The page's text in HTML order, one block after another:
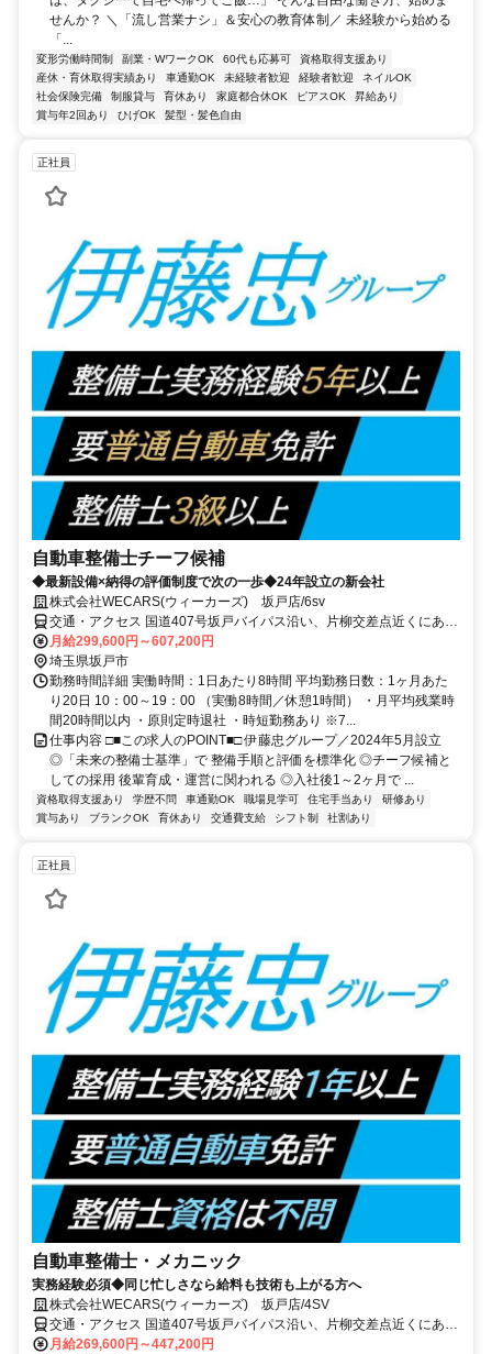
せんか？ ＼「流し営業ナシ」＆安心の教育体制／ 未経験から始める
「...
変形労働時間制 副業・WワークOK 60代も応募可
資格取得支援あり
産休・育休取得実績あり
車通勤OK 未経験者歓迎 経験者歓迎
ネイルOK
社会保険完備
制服貸与 育休あり 家庭都合休OK ピアスOK
昇給あり
賞与年2回あり
ひげOK 髪型・髪色自由
正社員
自動車整備士チーフ候補
◆最新設備×納得の評価制度で次の一歩◆24年設立の新会社
株式会社WECARS(ウィーカーズ) 坂戸店/6sv
交通・アクセス 国道407号坂戸バイパス沿い、片柳交差点近くにある
店舗です。
月給299,600円～607,200円
埼玉県坂戸市
勤務時間詳細 実働時間：1日あたり8時間 平均勤務日数：1ヶ月あた
り20日 10：00～19：00 （実働8時間／休憩1時間） ・月平均残業時
間20時間以内 ・原則定時退社 ・時短勤務あり ※7...
仕事内容 □■この求人のPOINT■□ 伊藤忠グループ／2024年5月設立
◎「未来の整備士基準」で 整備手順と評価を標準化 ◎チーフ候補と
しての採用 後輩育成・運営に関われる ◎入社後1～2ヶ月で ...
資格取得支援あり 学歴不問 車通勤OK 職場見学可 住宅手当あり
研修あり
賞与あり
ブランクOK 育休あり 交通費支給 シフト制 社割あり
正社員
自動車整備士・メカニック
実務経験必須◆同じ忙しさなら給料も技術も上がる方へ
株式会社WECARS(ウィーカーズ) 坂戸店/4SV
交通・アクセス 国道407号坂戸バイパス沿い、片柳交差点近くにある
店舗です。
月給269,600円～447,200円